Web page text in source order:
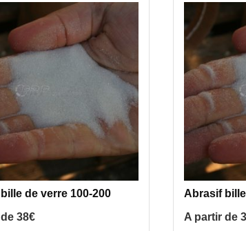
de verre 100-200
de38€
Abrasif
A partir de
produit
a
plusieurs
variations.
Les
options
peuvent
être
choisies
sur
page
produit